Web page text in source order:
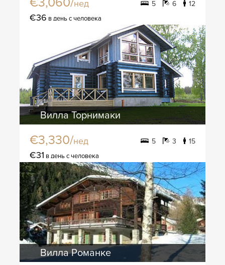
нед 5 6 12
€36 в день с человека
Вилла Торнимаки
€3,330/нед 5 3 15
€31 в день с человека
Вилла Романке